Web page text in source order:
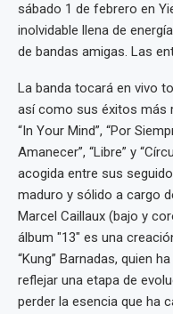
sábado 1 de febrero en
inolvidable llena de
de bandas amigas. Las
La banda tocará en vivo
así como sus éxitos más
“In Your Mind”, “Por
Amanecer”, “Libre” y
acogida entre sus
maduro y sólido a cargo
Marcel Caillaux (bajo y
álbum "13" es una
“Kung” Barnadas, quien
reflejar una etapa de
perder la esencia que ha